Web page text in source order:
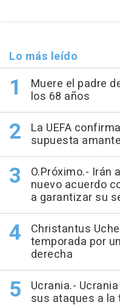
Lo más leído
Muere el padre
los 68 años
La UEFA
supuesta
O.Próximo.- Irán
nuevo acuerdo
a garantizar su
Christantus
temporada por
derecha
Ucrania.-
sus ataques a